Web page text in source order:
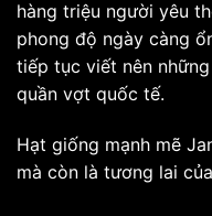
hàng triệu người yêu
phong độ ngày càng
tiếp tục viết nên
quần vợt quốc tế.
Hạt giống mạnh mẽ
mà còn là tương lai